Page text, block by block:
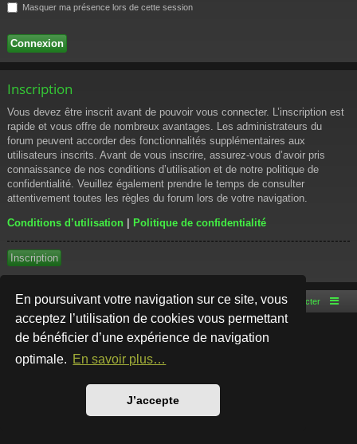
En poursuivant votre navigation sur ce site, vous
acceptez l’utilisation de cookies vous permettant
de bénéficier d’une expérience de navigation
optimale. En savoir plus…
J’accepte
Masquer ma présence lors de cette session
Inscription
Vous devez être inscrit avant de pouvoir vous connecter. L’inscription est
rapide et vous offre de nombreux avantages. Les administrateurs du
forum peuvent accorder des fonctionnalités supplémentaires aux
utilisateurs inscrits. Avant de vous inscrire, assurez-vous d’avoir pris
connaissance de nos conditions d’utilisation et de notre politique de
confidentialité. Veuillez également prendre le temps de consulter
attentivement toutes les règles du forum lors de votre navigation.
Conditions d’utilisation | Politique de confidentialité
Inscription
Accueil du forum Nous contacter
Développé parphpBB® Forum Software © phpBB Limited
Style par
Traduction française officielle